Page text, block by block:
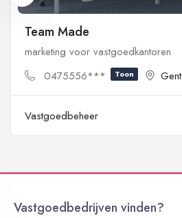
Team Made
marketing voor vastgoedkantoren
0475556***
Toon Gent
Vastgoedbeheer
Vastgoedbedrijven vinden?